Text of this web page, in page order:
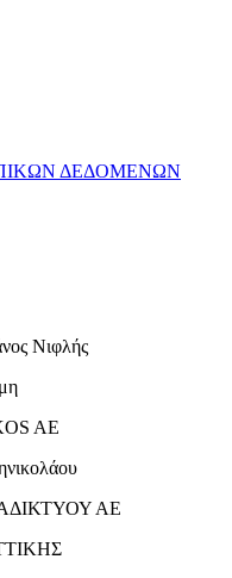
ΔΕΔΟΜΕΝΩΝ
Νιφλής
AE
ΑΕ